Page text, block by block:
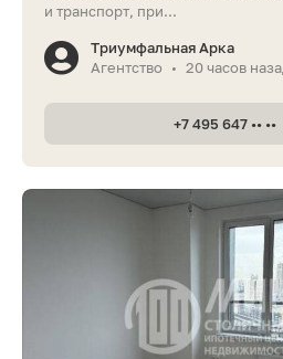
и транспорт, при...
Триумфальная Арка
Агентство
• 20 часов
+7 495 647 •• ••